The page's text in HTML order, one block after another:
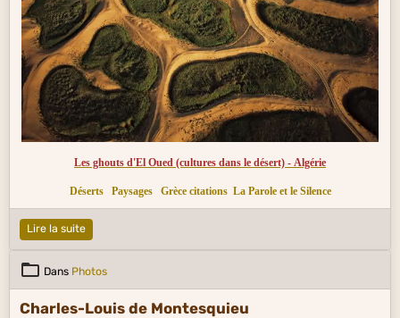
Les ghouts d'El Oued (cultures dans le désert) - Algérie
Déserts Paysages Grèce citations La Parole et le Silence
Lire la suite
Dans Photos
Charles-Louis de Montesquieu